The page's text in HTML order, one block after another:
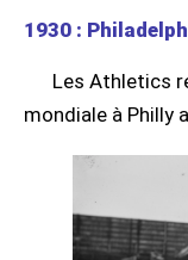
1930 :
Les Athletics
mondiale à Philly